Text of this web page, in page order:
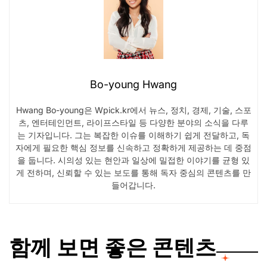
Bo-young Hwang
Hwang Bo-young은 Wpick.kr에서 뉴스, 정치, 경제, 기술, 스포
츠, 엔터테인먼트, 라이프스타일 등 다양한 분야의 소식을 다루
는 기자입니다. 그는 복잡한 이슈를 이해하기 쉽게 전달하고, 독
자에게 필요한 핵심 정보를 신속하고 정확하게 제공하는 데 중점
을 둡니다. 시의성 있는 현안과 일상에 밀접한 이야기를 균형 있
게 전하며, 신뢰할 수 있는 보도를 통해 독자 중심의 콘텐츠를 만
들어갑니다.
함께 보면 좋은 콘텐츠